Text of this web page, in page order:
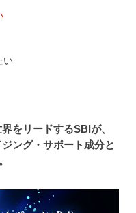
い
をリードするSBIが、
ング・サポート成分と